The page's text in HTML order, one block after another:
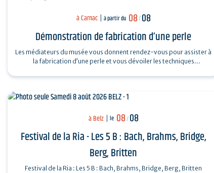
à Carnac à partir du 08/ 08
Démonstration de fabrication d’une perle
Les médiateurs du musée vous donnent rendez-vous pour assister à
la fabrication d’une perle et vous dévoiler les techniques
à Belz le 08/ 08
Festival de la Ria - Les 5 B : Bach, Brahms, Bridge,
Berg, Britten
Festival de la Ria : Les 5 B : Bach, Brahms, Bridge, Berg, Britten